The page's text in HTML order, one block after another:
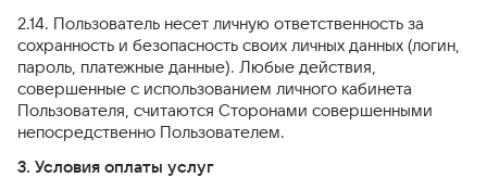
2.14. Пользователь несет личную ответственность за
сохранность и безопасность своих личных данных (логин,
пароль, платежные данные). Любые действия,
совершенные с использованием личного кабинета
Пользователя, считаются Сторонами совершенными
непосредственно Пользователем.
3. Условия оплаты услуг